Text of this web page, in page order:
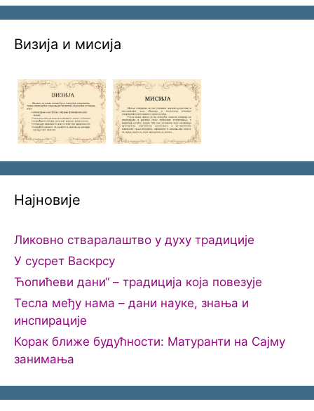
Визија и мисија
Најновије
Ликовно стваралаштво у духу традиције
У сусрет Васкрсу
Ћопићеви дани“ – традиција која повезује
Тесла међу нама – дани науке, знања и
инспирације
Корак ближе будућности: Матуранти на Сајму
занимања